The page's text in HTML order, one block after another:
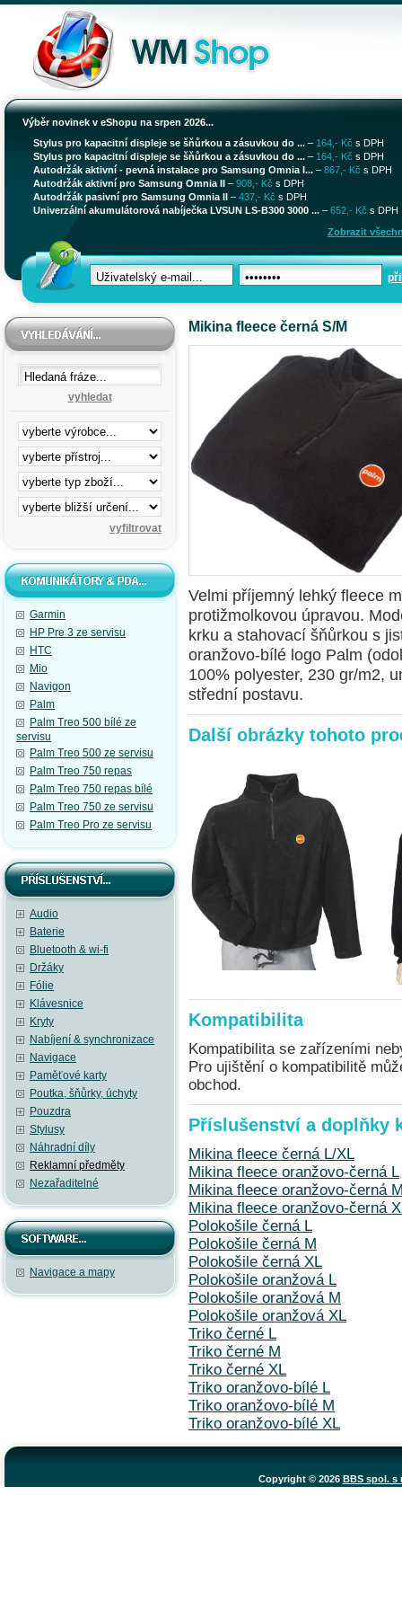
Výběr novinek v eShopu na srpen 2026...
Stylus pro kapacitní displeje se šňůrkou a zásuvkou do ... – 164,- Kč s DPH
Stylus pro kapacitní displeje se šňůrkou a zásuvkou do ... – 164,- Kč s DPH
Autodržák aktivní - pevná instalace pro Samsung Omnia I... – 867,- Kč s DPH
Autodržák aktivní pro Samsung Omnia II – 908,- Kč s DPH
Autodržák pasivní pro Samsung Omnia II – 437,- Kč s DPH
Univerzální akumulátorová nabíječka LVSUN LS-B300 3000 ... – 652,- Kč s DPH
Zobrazit
vyhledat
Garmin
HP Pre 3 ze servisu
HTC
Mio
Navigon
Palm
Palm Treo 500 bílé ze
servisu
Palm Treo 500 ze servisu
Palm Treo 750 repas
Palm Treo 750 repas bílé
Palm Treo 750 ze servisu
Palm Treo Pro ze servisu
Audio
Baterie
Bluetooth & wi-fi
Držáky
Fólie
Klávesnice
Kryty
Nabíjení & synchronizace
Navigace
Paměťové karty
Poutka, šňůrky, úchyty
Pouzdra
Stylusy
Náhradní díly
Reklamní předměty
Nezařaditelné
Navigace a mapy
Mikina fleece černá S/M
Velmi příjemný lehký fleece
protižmolkovou úpravou.
krku a stahovací šňůrkou s
oranžovo-bílé logo Palm
100% polyester, 230 gr/m2,
střední postavu.
Další obrázky tohoto
Kompatibilita
Kompatibilita se zařízeními
Pro ujištění o kompatibilitě
obchod.
Příslušenství a doplňky
Mikina fleece černá L/XL
Mikina fleece oranžovo-černá L
Mikina fleece oranžovo-černá
Mikina fleece oranžovo-černá
Polokošile černá L
Polokošile černá M
Polokošile černá XL
Polokošile oranžová L
Polokošile oranžová M
Polokošile oranžová XL
Triko černé L
Triko černé M
Triko černé XL
Triko oranžovo-bílé L
Triko oranžovo-bílé M
Triko oranžovo-bílé XL
Copyright © 2026 BBS spol. s